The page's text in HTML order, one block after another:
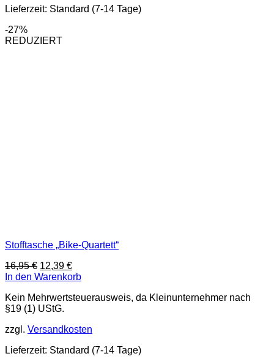
Die
können
auf
Lieferzeit: Standard (7-14 Tage)
-27%
REDUZIERT
Stofftasche „Bike-Quartett“
16,95€ Ursprünglicher
Preis
16,95 €
12,39 €Aktueller
Preis
12,39 €.
In den Warenkorb
Kein Mehrwertsteuerausweis, da Kleinunternehmer nach
§19 (1) UStG.
zzgl. Versandkosten
Lieferzeit: Standard (7-14 Tage)